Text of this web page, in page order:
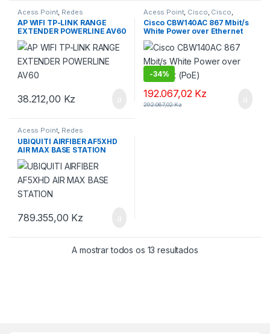
Acess Point, Redes
AP WIFI TP-LINK RANGE
EXTENDER POWERLINE AV60
38.212,00 Kz
Acess Point, Cisco Cisco
Cisco Access Points ,Cisco
Small Business,informática,
Redes
Cisco CBW140AC 867 Mbit/s
White Power over Ethernet
(PoE)
-34%
192.067,02 Kz
292.067,02Kz
Acess Point, Redes
UBIQUITI AIRFIBER AF5XHD
AIR MAX BASE STATION
789.355,00 Kz
A mostrar todos os 13 resultados